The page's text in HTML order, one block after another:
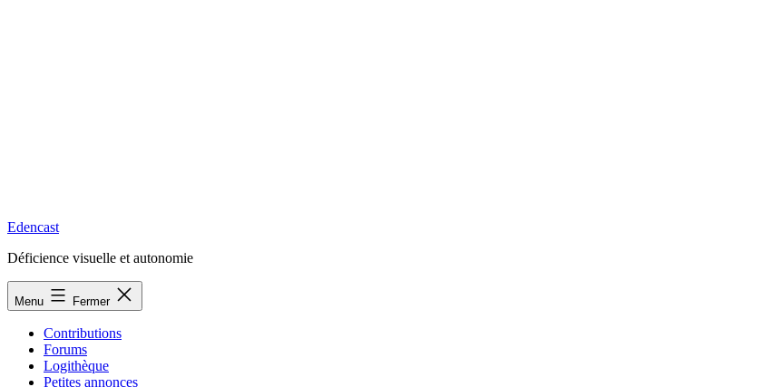
Edencast
Déficience visuelle et autonomie
Menu Fermer
Contributions
Forums
Logithèque
Petites annonces